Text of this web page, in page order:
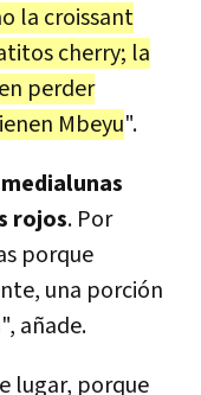
la croissant
cherry; la
perder
Mbeyu".
medialunas
rojos. Por
porque
una porción
añade.
lugar, porque